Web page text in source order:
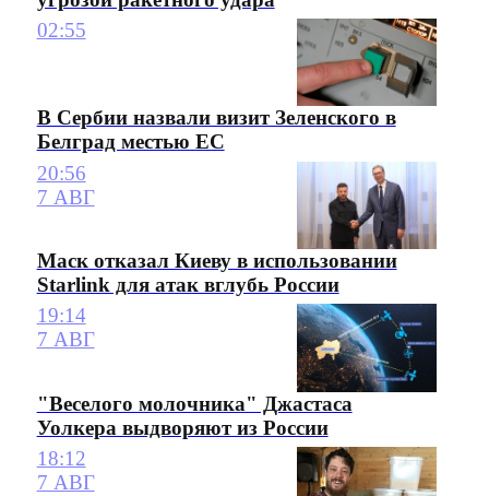
02:55
В Сербии назвали визит Зеленского в
Белград местью ЕС
20:56
7 АВГ
Маск отказал Киеву в использовании
Starlink для атак вглубь России
19:14
7 АВГ
"Веселого молочника" Джастаса
Уолкера выдворяют из России
18:12
7 АВГ